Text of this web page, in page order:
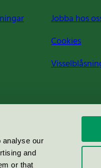
analyse our
and
or that
Jobba hos
Cookies